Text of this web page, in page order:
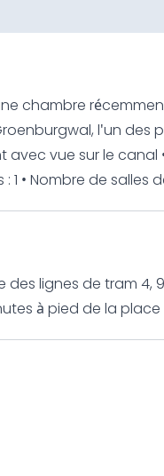
chambre
l'un des plus
vue sur le canal •
• Nombre de salles
rapide : 550 Mbs
des lignes de tram 4,
à pied de la
supermarchés et
appartement ne pourrait
à distance de
La place